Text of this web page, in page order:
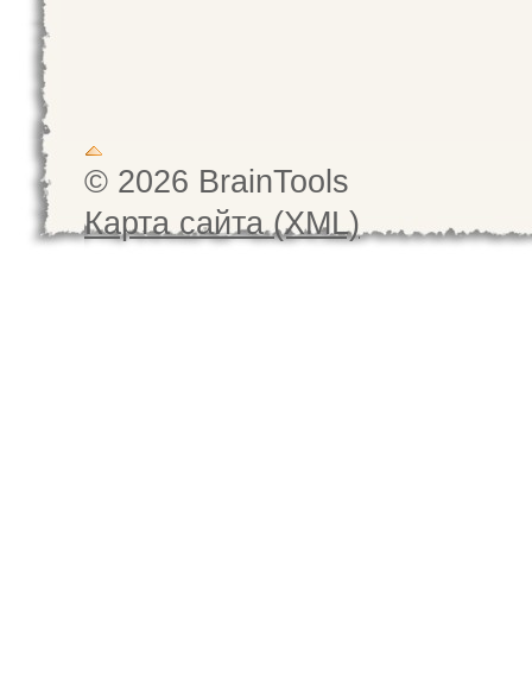
© 2026 BrainTools
Карта сайта (XML)